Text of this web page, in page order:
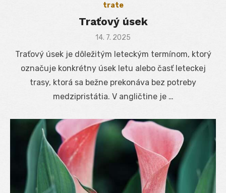
trate
Traťový úsek
Posted
14. 7. 2025
Traťový úsek je dôležitým leteckým termínom, ktorý
označuje konkrétny úsek letu alebo časť leteckej
trasy, ktorá sa bežne prekonáva bez potreby
medzipristátia. V angličtine je …